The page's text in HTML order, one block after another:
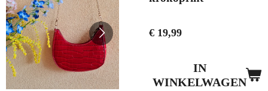
€ 19,99
IN
WINKELWAGEN